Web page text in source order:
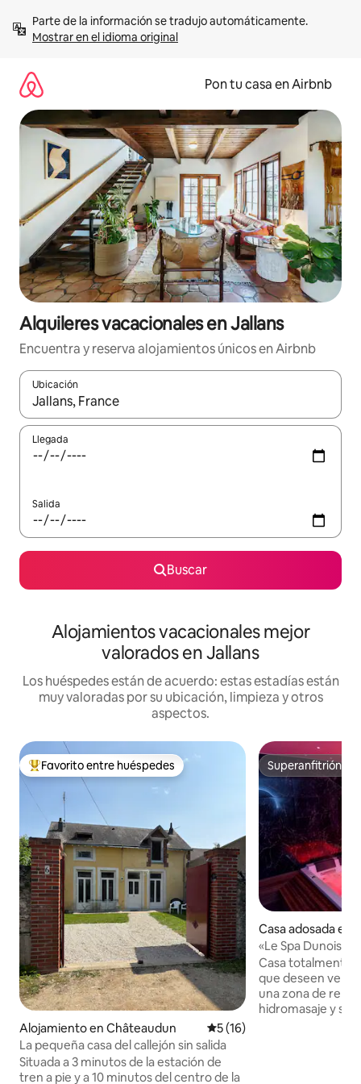
contenidoMostrar en el idioma original
Pon tu casa en Airbnb
Alquileres vacacionales en Jallans
Encuentra y reserva alojamientos únicos en Airbnb
Ubicación
Cuando los resultados estén disponibles, navega con las
Llegada
Salida
Buscar
Alojamientos vacacionales mejor
valorados en Jallans
Los huéspedes están de acuerdo: estas estadías están
muy valoradas por su ubicación, limpieza y otros
aspectos.
Favorito entre huéspedes preferido
Favorito entre huéspedes
Alojamiento en Châteaudun Calificación promedio: 5 de
5 (16)
La pequeña casa del callejón sin salida
Situada a 3 minutos de la estación de
tren a pie y a 10 minutos del centro de la
Superanfitrión
Superanfitrión
Casa adosada en
un
«Le Spa Dunois»
privados
Casa totalmente
que deseen venir
una zona de
hidromasaje y